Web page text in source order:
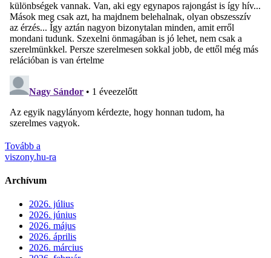
Tovább a
viszony.hu-ra
Archívum
2026. július
2026. június
2026. május
2026. április
2026. március